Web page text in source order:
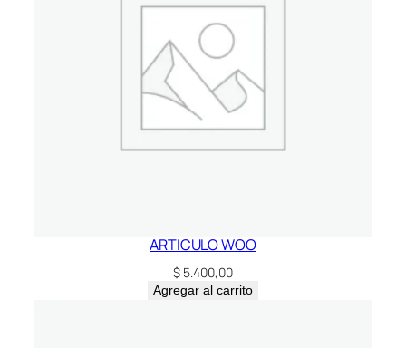
ARTICULO WOO
$ 5.400,00
Agregar al carrito